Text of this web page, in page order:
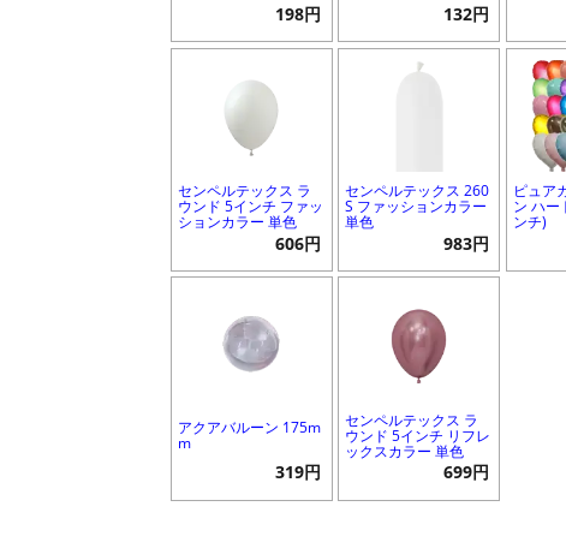
198円 132円
センペルテックス ラ
ウンド 5インチ ファッ
ションカラー 単色
606円
センペルテックス 260
S ファッションカラー
単色
983円
ピュア
ン ハー
ンチ)
アクアバルーン 175m
m
319円
センペルテックス ラ
ウンド 5インチ リフレ
ックスカラー 単色
699円